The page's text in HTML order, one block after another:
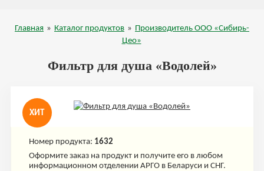
Главная » Каталог продуктов » Производитель ООО «Сибирь-
Цео»
Фильтр для душа «Водолей»
ХИТ
Номер продукта: 1632
Оформите заказ на продукт и получите его в любом
информационном отделении АРГО в Беларуси и СНГ.